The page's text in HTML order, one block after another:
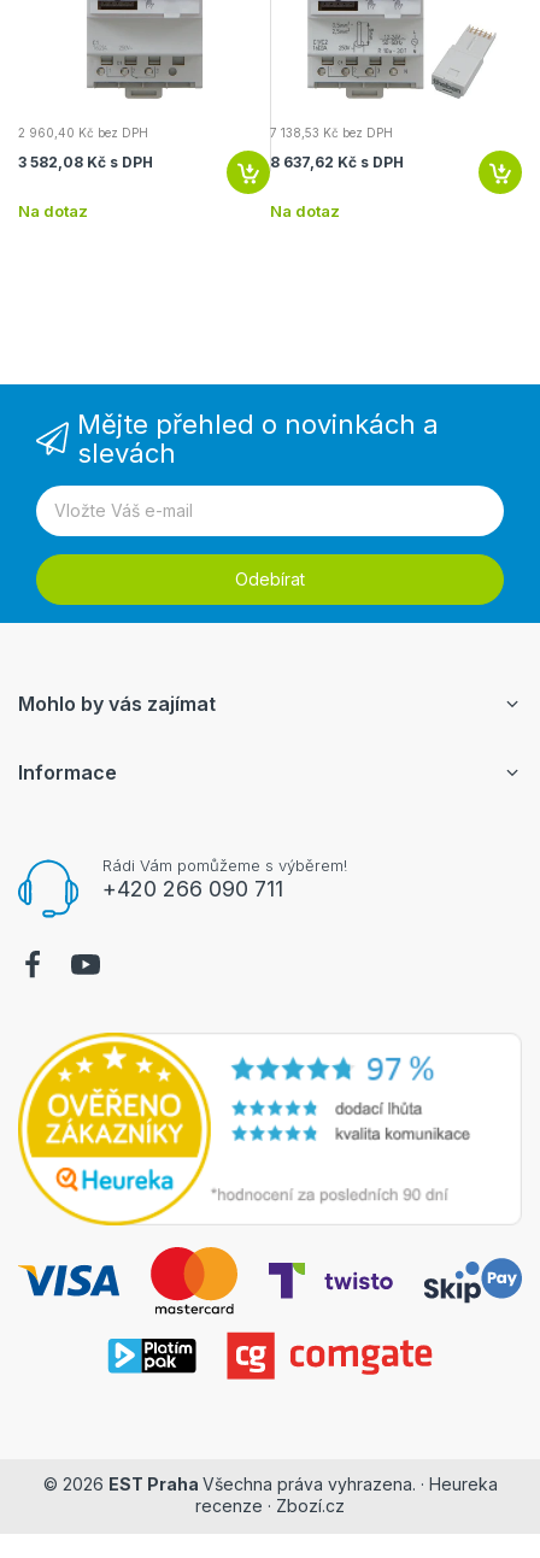
2 960,40 Kč bez DPH
3 582,08 Kč s DPH
Na dotaz
7 138,53 Kč bez DPH
8 637,62 Kč s DPH
Na dotaz
Mějte přehled o novinkách a
slevách
Odebírat
Rádi Vám pomůžeme s výběrem!
+420 266 090 711
Mohlo by vás zajímat
Informace
© 2026 EST Praha Všechna práva vyhrazena. · Heureka
recenze · Zbozí.cz